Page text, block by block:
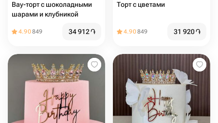
Вау-торт с шоколадными
шарами и клубникой
4.90849 34 912֏
Торт с цветами
4.90849 31 920֏